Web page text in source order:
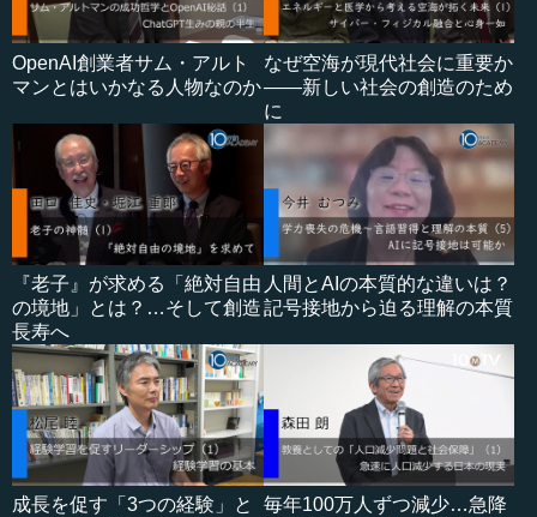
OpenAI創業者サム・アルト
マンとはいかなる人物なのか
なぜ空海が現代社会に重要か
――新しい社会の創造のため
に
『老子』が求める「絶対自由
の境地」とは？…そして創造
長寿へ
人間とAIの本質的な違いは？
記号接地から迫る理解の本質
成長を促す「3つの経験」と
毎年100万人ずつ減少…急降